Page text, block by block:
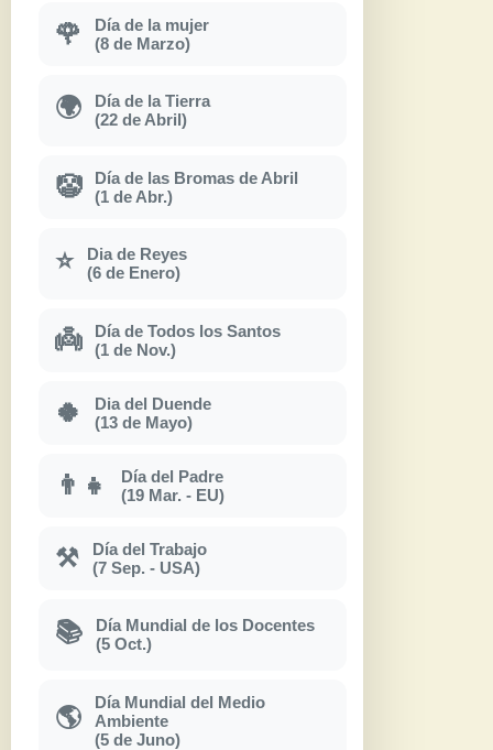
🌹
Día de la mujer
(8 de Marzo)
🌍
Día de la Tierra
(22 de Abril)
🤡
Día de las Bromas de Abril
(1 de Abr.)
⭐
Dia de Reyes
(6 de Enero)
👼
Día de Todos los Santos
(1 de Nov.)
🍀
Dia del Duende
(13 de Mayo)
👨‍👧
Día del Padre
(19 Mar. - EU)
⚒
Día del Trabajo
(7 Sep. - USA)
📚
Día Mundial de los Docentes
(5 Oct.)
🌎
Día Mundial del Medio
Ambiente
(5 de Juno)